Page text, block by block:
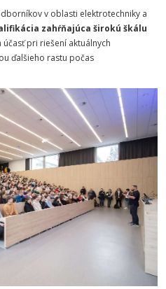
v oblasti elektrotechniky a
zahŕňajúca širokú škálu
účasť pri riešení aktuálnych
ďalšieho rastu počas